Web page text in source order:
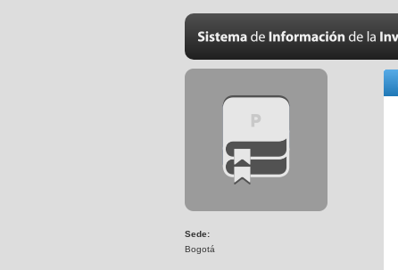
Sede:
Bogotá